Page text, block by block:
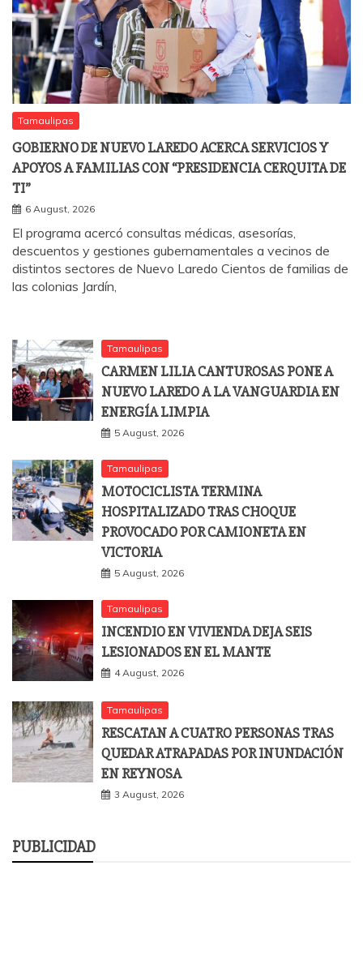
Tamaulipas
GOBIERNO DE NUEVO LAREDO ACERCA SERVICIOS Y
APOYOS A FAMILIAS CON “PRESIDENCIA CERQUITA DE
TI”
6 August, 2026
El programa acercó consultas médicas, asesorías,
descuentos y gestiones gubernamentales a vecinos de
distintos sectores de Nuevo Laredo Cientos de familias de
las colonias Jardín,
Tamaulipas
CARMEN LILIA CANTUROSAS PONE A
NUEVO LAREDO A LA VANGUARDIA EN
ENERGÍA LIMPIA
5 August, 2026
Tamaulipas
MOTOCICLISTA TERMINA
HOSPITALIZADO TRAS CHOQUE
PROVOCADO POR CAMIONETA EN
VICTORIA
5 August, 2026
Tamaulipas
INCENDIO EN VIVIENDA DEJA SEIS
LESIONADOS EN EL MANTE
4 August, 2026
Tamaulipas
RESCATAN A CUATRO PERSONAS TRAS
QUEDAR ATRAPADAS POR INUNDACIÓN
EN REYNOSA
3 August, 2026
PUBLICIDAD